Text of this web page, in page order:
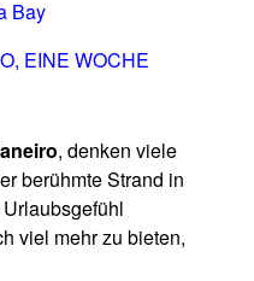
EINE WOCHE
o, denken viele
berühmte Strand in
viel mehr zu bieten,